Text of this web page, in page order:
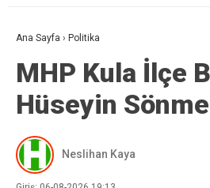
Ana Sayfa › Politika
MHP Kula İlçe
Hüseyin
Neslihan Kaya